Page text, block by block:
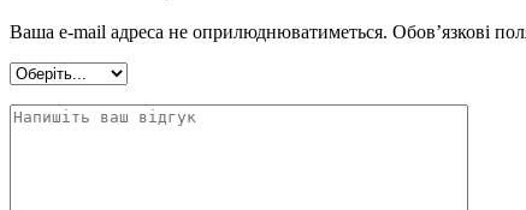
Ваша e-mail адреса не оприлюднюватиметься. Обов’язкові